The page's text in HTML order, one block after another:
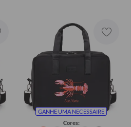
GANHE UMA NECESSAIRE
Cores: